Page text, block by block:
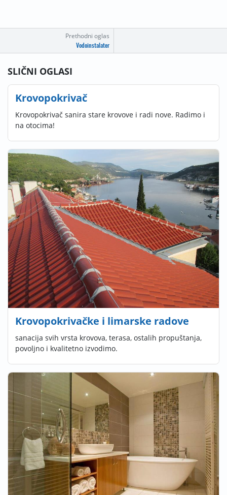
Prethodni oglas
Vodoinstalater
SLIČNI OGLASI
Krovopokrivač
Krovopokrivač sanira stare krovove i radi nove. Radimo i
na otocima!
Krovopokrivačke i limarske radove
sanacija svih vrsta krovova, terasa, ostalih propuštanja,
povoljno i kvalitetno izvodimo.